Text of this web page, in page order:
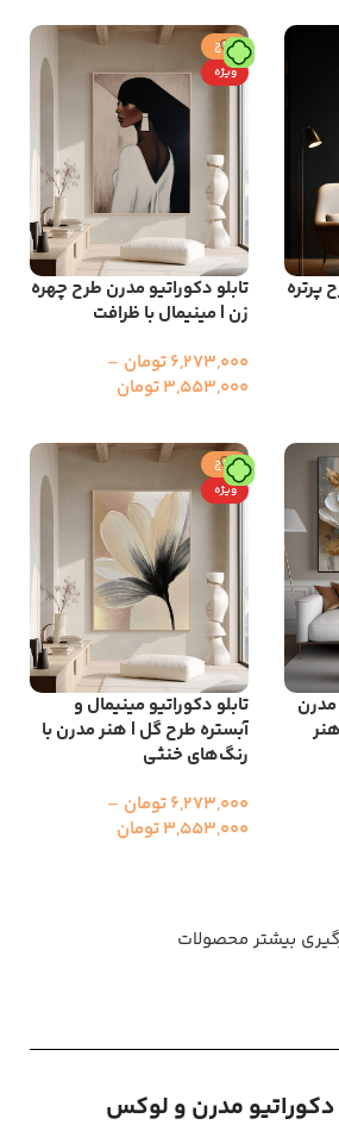
پرتره
حراج
ویژه
تابلو دکوراتیو مدرن طرح چهره
زن | مینیمال با ظرافت
6,273,000تومان –
3,553,000تومان
مدرن
حراج
ویژه
تابلو دکوراتیو مینیمال و
آبستره طرح گل | هنر مدرن با
رنگ‌های خنثی
6,273,000تومان –
3,553,000تومان
بیشتر محصولات
دکوراتیو مدرن و لوکس